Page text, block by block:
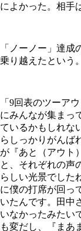
によかった。相手
「ノーノー」達
乗り越えたという。
「9回表のツーア
にみんなが集まっ
ているかもしれな
らしっかりがんば
が『あと（アウト
と、それぞれの声
らしい光景でした
に僕の打席が回っ
いたんです。田中
いなかったみたい
も変だし、『まあ